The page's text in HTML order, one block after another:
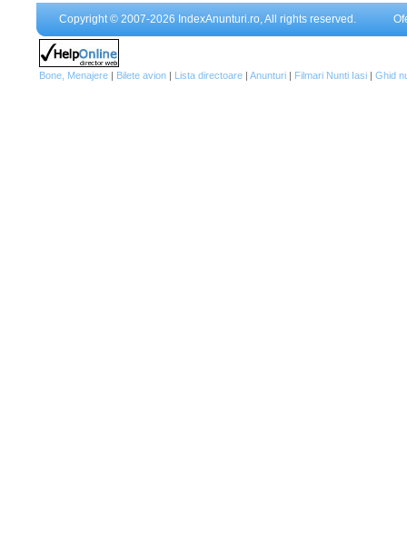
Copyright © 2007-2026 IndexAnunturi.ro, All rights reserved.
Bone, Menajere | Bilete avion | Lista directoare | Anunturi | Filmari Nunti Iasi | Ghid